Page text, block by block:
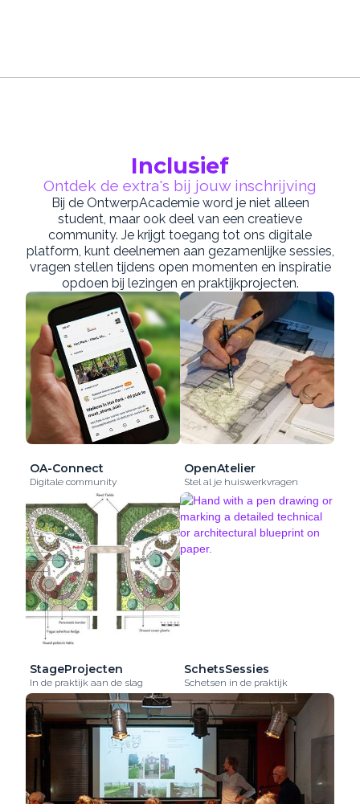
Inclusief
Ontdek de extra's bij jouw inschrijving
Bij de OntwerpAcademie word je niet alleen
student, maar ook deel van een creatieve
community. Je krijgt toegang tot ons digitale
platform, kunt deelnemen aan gezamenlijke sessies,
vragen stellen tijdens open momenten en inspiratie
opdoen bij lezingen en praktijkprojecten.
OA-Connect
Digitale community
OpenAtelier
Stel al je huiswerkvragen
StageProjecten
In de praktijk aan de slag
SchetsSessies
Schetsen in de praktijk